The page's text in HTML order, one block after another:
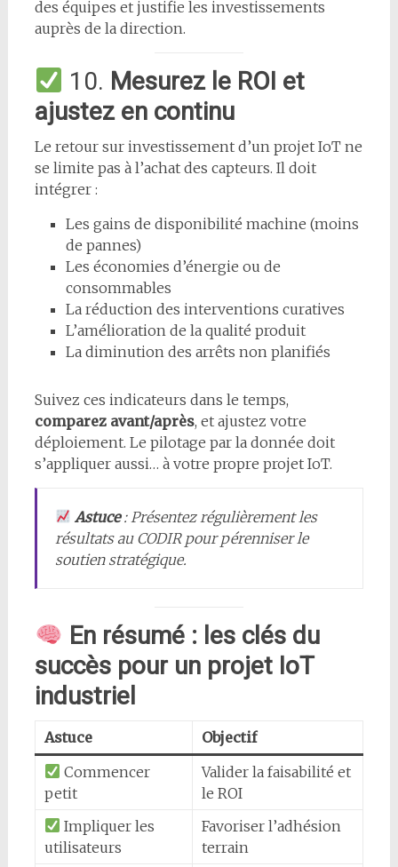
des équipes et justifie les investissements
auprès de la direction.
10. Mesurez le ROI et
ajustez en continu
Le retour sur investissement d’un projet IoT ne
se limite pas à l’achat des capteurs. Il doit
intégrer :
Les gains de disponibilité machine (moins
de pannes)
Les économies d’énergie ou de
consommables
La réduction des interventions curatives
L’amélioration de la qualité produit
La diminution des arrêts non planifiés
Suivez ces indicateurs dans le temps,
comparez avant/après, et ajustez votre
déploiement. Le pilotage par la donnée doit
s’appliquer aussi… à votre propre projet IoT.
Astuce: Présentez régulièrement les
résultats au CODIR pour pérenniser le
soutien stratégique.
En résumé : les clés du
succès pour un projet IoT
industriel
Astuce
Objectif
Commencer
petit
Valider la faisabilité et
le ROI
Impliquer les
utilisateurs
Favoriser l’adhésion
terrain